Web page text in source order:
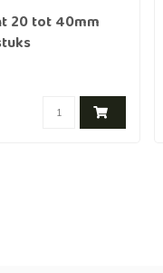
20 tot 40mm